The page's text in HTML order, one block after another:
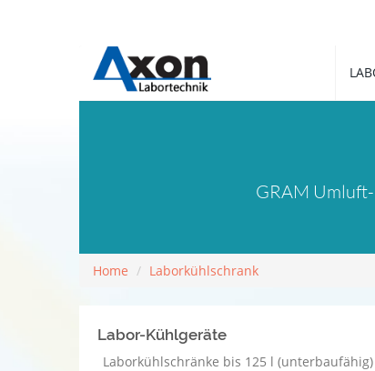
GRAM
Home Laborkühlschrank
Labor-Kühlgeräte
Laborkühlschränke bis 125 l (unterbaufähig)